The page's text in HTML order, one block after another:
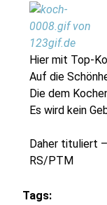
Hier mit Top-
Auf die
Die dem
Es wird kein
Daher tituliert
RS/PTM
Tags: